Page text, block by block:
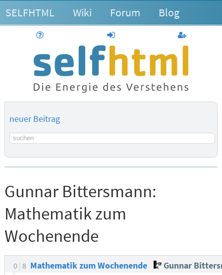
SELFHTML Wiki Forum Blog
anmelden
neuer Beitrag
Suchbegriff
Gunnar Bittersmann:
Mathematik zum
Wochenende
0 8 Mathematik zum Wochenende Gunnar